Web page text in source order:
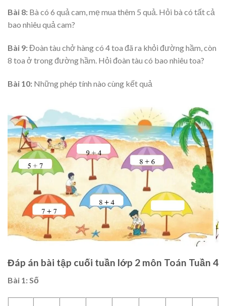
Bài 8: Bà có 6 quả cam, mẹ mua thêm 5 quả. Hỏi bà có tất cả
bao nhiêu quả cam?
Bài 9:Đoàn tàu chở hàng có 4 toa đã ra khỏi đường hầm, còn
8 toa ở trong đường hầm. Hỏi đoàn tàu có bao nhiêu toa?
Bài 10: Những phép tính nào cùng kết quả
Đáp án bài tập cuối tuần lớp 2 môn Toán Tuần 4
Bài 1: Số